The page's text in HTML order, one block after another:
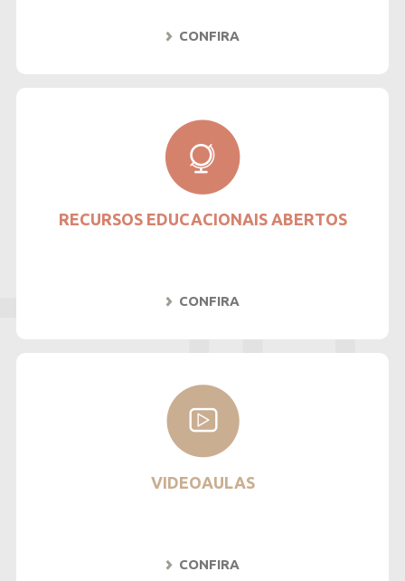
CONFIRA
RECURSOS EDUCACIONAIS ABERTOS
CONFIRA
VIDEOAULAS
CONFIRA